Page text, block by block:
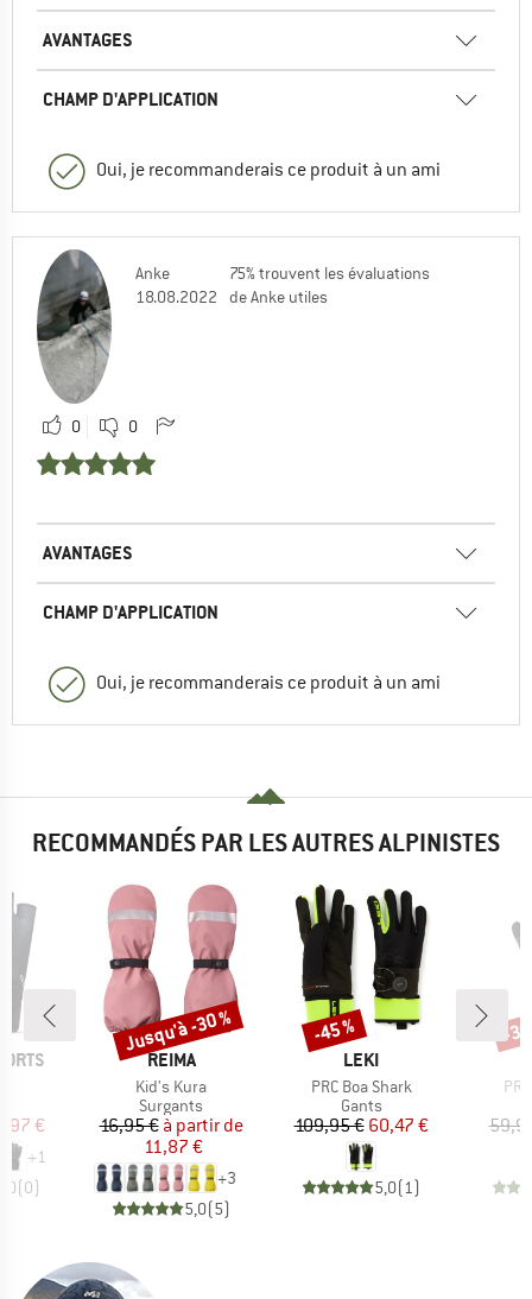
AVANTAGES
CHAMP D'APPLICATION
Oui, je recommanderais ce produit à un ami
Anke
18.08.2022
75% trouvent les évaluations
de Anke utiles
0 0
AVANTAGES
CHAMP D'APPLICATION
Oui, je recommanderais ce produit à un ami
RECOMMANDÉS PAR LES AUTRES ALPINISTES
réduit
€
+1
(0)
MARQUE
REIMA
Article
Kid's Kura
Product group
Surgants
Prix
16,95 € Prix réduit
à partir de
11,87 €
+3
5,0(5)
Remise
Jusqu'à -30 %
MARQUE
LEKI
Article
PRC Boa Shark
Product group
Gants
Prix
109,95 €Prix réduit
60,47 €
5,0(1)
Remise
-45 % -